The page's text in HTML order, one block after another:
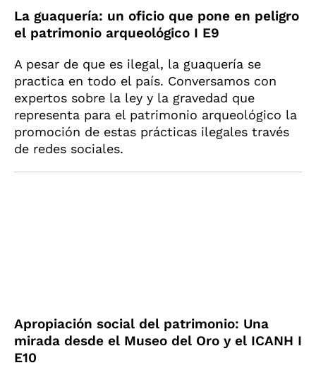
La guaquería: un oficio que pone en peligro
el patrimonio arqueológico I E9
A pesar de que es ilegal, la guaquería se
practica en todo el país. Conversamos con
expertos sobre la ley y la gravedad que
representa para el patrimonio arqueológico la
promoción de estas prácticas ilegales través
de redes sociales.
Apropiación social del patrimonio: Una
mirada desde el Museo del Oro y el ICANH I
E10